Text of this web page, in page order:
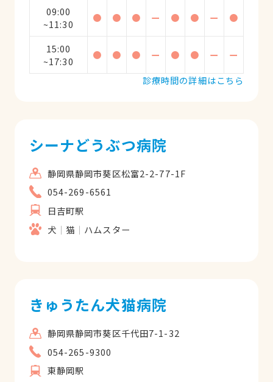
09:00
~11:30
● ● ● ー ● ● ー ●
15:00
~17:30
● ● ● ー ● ● ー
ー
診療時間の詳細はこちら
シーナどうぶつ病院
静岡県静岡市葵区松富2-2-77-1F
054-269-6561
日吉町駅
犬
猫 ハムスター
きゅうたん犬猫病院
静岡県静岡市葵区千代田7-1-32
054-265-9300
東静岡駅